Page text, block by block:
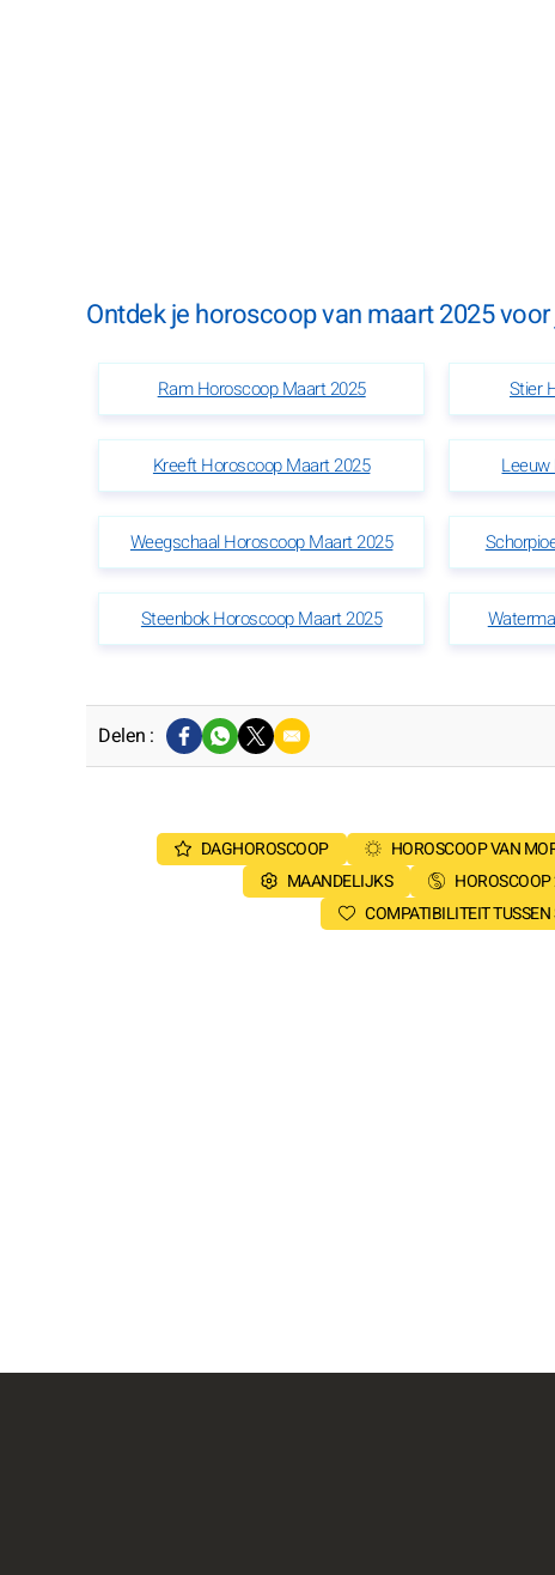
Ontdek je horoscoop van maart 2025
Ram Horoscoop Maart 2025 Stier
Kreeft Horoscoop Maart 2025
Weegschaal Horoscoop Maart 2025
Steenbok Horoscoop Maart 2025
Delen :
DAGHOROSCOOP HOROSCOOP VAN
MAANDELIJKS
COMPATIBILITEIT